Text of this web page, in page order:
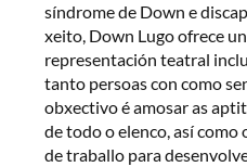
síndrome de Down e
xeito, Down Lugo ofrece
representación teatral
tanto persoas con como
obxectivo é amosar as
de todo o elenco, así como
de traballo para